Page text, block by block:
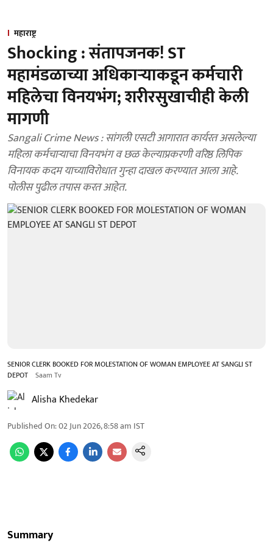
महाराष्ट्र
Shocking : संतापजनक! ST
महामंडळाच्या अधिकाऱ्याकडून कर्मचारी
महिलेचा विनयभंग; शरीरसुखाचीही केली
मागणी
Sangali Crime News : सांगली एसटी आगारात कार्यरत असलेल्या
महिला कर्मचाऱ्याचा विनयभंग व छळ केल्याप्रकरणी वरिष्ठ लिपिक
विनायक कदम याच्याविरोधात गुन्हा दाखल करण्यात आला आहे.
पोलीस पुढील तपास करत आहेत.
SENIOR CLERK BOOKED FOR MOLESTATION OF WOMAN EMPLOYEE AT SANGLI ST
DEPOT Saam Tv
Alisha Khedekar
Published On:02 Jun 2026, 8:58 am IST
Summary